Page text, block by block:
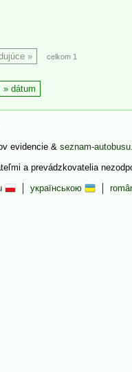
celkom 1
dátum
evidencie & seznam-
a prevádzkovatelia
українською